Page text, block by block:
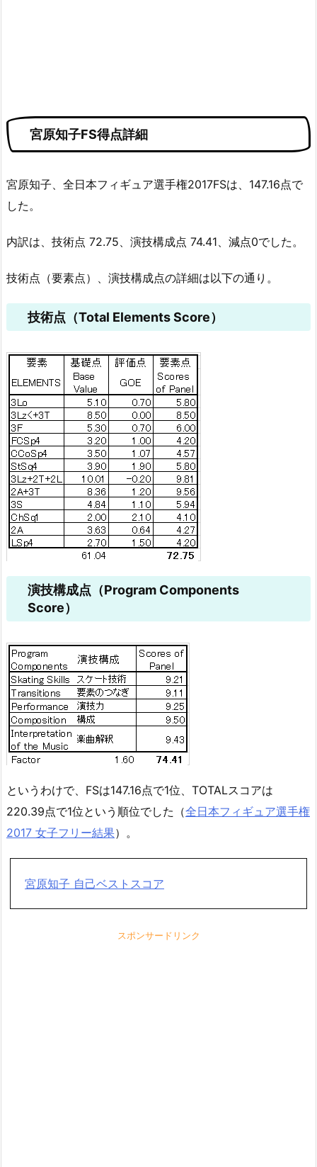
宮原知子FS得点詳細
宮原知子、全日本フィギュア選手権2017FSは、147.16点で
した。
内訳は、技術点 72.75、演技構成点 74.41、減点0でした。
技術点（要素点）、演技構成点の詳細は以下の通り。
技術点（Total Elements Score）
演技構成点（Program Components
Score）
というわけで、FSは147.16点で1位、TOTALスコアは
220.39点で1位という順位でした（全日本フィギュア選手権
2017 女子フリー結果）。
宮原知子 自己ベストスコア
スポンサードリンク